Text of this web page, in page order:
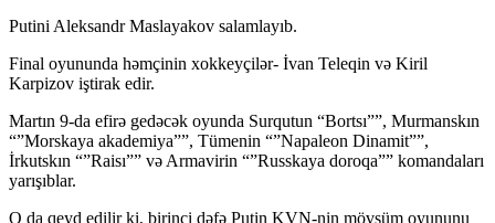
Putini Aleksandr Maslayakov salamlayıb.
Final oyununda həmçinin xokkeyçilər- İvan Teleqin və Kiril
Karpizov iştirak edir.
Martın 9-da efirə gedəcək oyunda Surqutun “Bortsı””, Murmanskın
“”Morskaya akademiya””, Tümenin “”Napaleon Dinamit””,
İrkutskın “”Raisı”” və Armavirin “”Russkaya doroqa”” komandaları
yarışıblar.
O da qeyd edilir ki, birinci dəfə Putin KVN-nin mövsüm oyununu